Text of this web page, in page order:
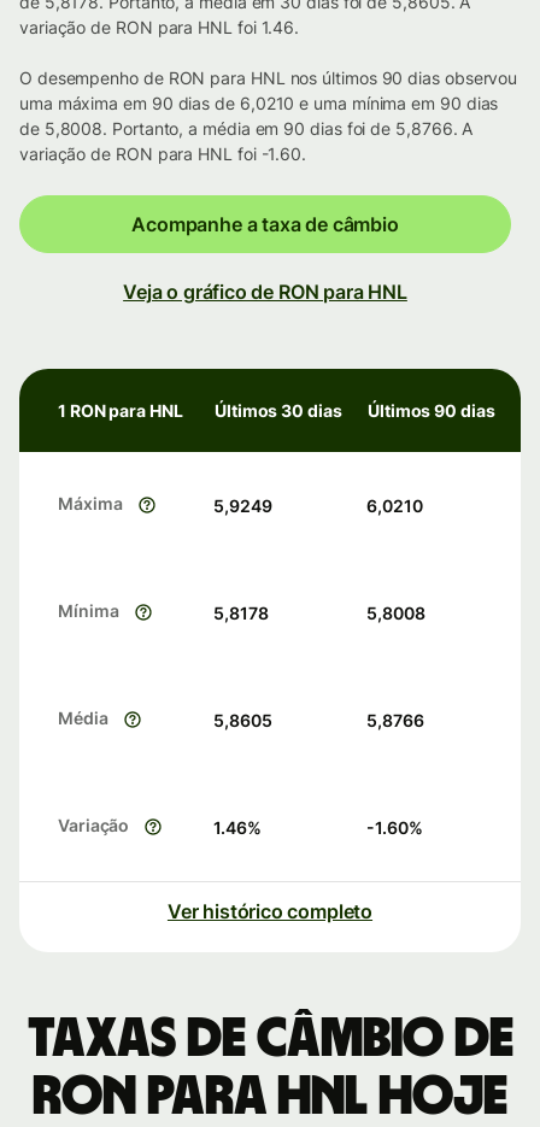
variação de RON para HNL foi 1.46.
O desempenho de RON para HNL nos últimos 90 dias observou
uma máxima em 90 dias de 6,0210 e uma mínima em 90 dias
de 5,8008. Portanto, a média em 90 dias foi de 5,8766. A
variação de RON para HNL foi -1.60.
Acompanhe a taxa de câmbio
Veja o gráfico de RON para HNL
1 RON para HNL Últimos 30 dias Últimos 90 dias
Máxima 5,9249 6,0210
Mínima 5,8178 5,8008
Média 5,8605 5,8766
Variação 1.46% -1.60%
Ver histórico completo
Taxas de câmbio de
RON para HNL hoje